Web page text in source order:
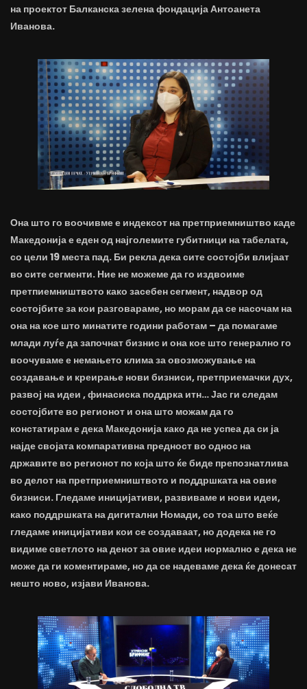
на проектот Балканска зелена фондација Антоанета
Иванова.
Она што го воочивме е индексот на претприемништво каде
Македонија е еден од најголемите губитници на табелата,
со цели 19 места пад. Би рекла дека сите состојби влијаат
во сите сегменти. Ние не можеме да го издвоиме
претпиемништвото како засебен сегмент, надвор од
состојбите за кои разговараме, но морам да се насочам на
она на кое што минатите години работам – да помагаме
млади луѓе да започнат бизнис и она кое што генерално го
воочуваме е немањето клима за овозможување на
создавање и креирање нови бизниси, претприемачки дух,
развој на идеи , финасиска поддрка итн… Јас ги следам
состојбите во регионот и она што можам да го
констатирам е дека Македонија како да не успеа да си ја
најде својата компаративна предност во однос на
државите во регионот по која што ќе биде препознатлива
во делот на претприемништвото и поддршката на овие
бизниси. Гледаме иницијативи, развиваме и нови идеи,
како поддршката на дигитални Номади, со тоа што веќе
гледаме иницијативи кои се создаваат, но додека не го
видиме светлото на денот за овие идеи нормално е дека не
може да ги коментираме, но да се надеваме дека ќе донесат
нешто ново, изјави Иванова.